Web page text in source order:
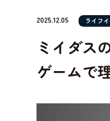
2025.12.05 ライフ
ミイダス
ゲームで